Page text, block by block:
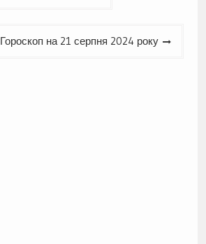
Гороскоп на 21 серпня 2024 року